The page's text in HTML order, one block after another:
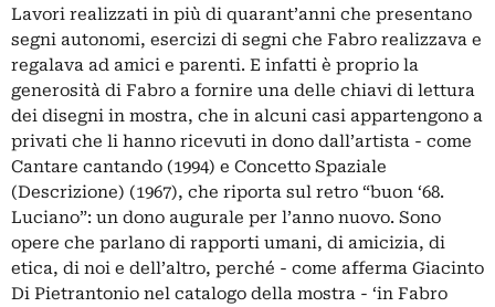
Lavori realizzati in più di quarant’anni che presentano
segni autonomi, esercizi di segni che Fabro realizzava e
regalava ad amici e parenti. E infatti è proprio la
generosità di Fabro a fornire una delle chiavi di lettura
dei disegni in mostra, che in alcuni casi appartengono a
privati che li hanno ricevuti in dono dall’artista - come
Cantare cantando (1994) e Concetto Spaziale
(Descrizione) (1967), che riporta sul retro “buon ‘68.
Luciano”: un dono augurale per l’anno nuovo. Sono
opere che parlano di rapporti umani, di amicizia, di
etica, di noi e dell’altro, perché - come afferma Giacinto
Di Pietrantonio nel catalogo della mostra - ‘in Fabro